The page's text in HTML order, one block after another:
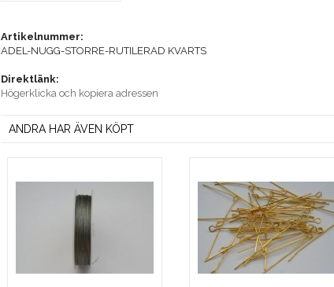
Artikelnummer:
ADEL-NUGG-STORRE-RUTILERAD KVARTS
Direktlänk:
Högerklicka och kopiera adressen
ANDRA HAR ÄVEN KÖPT